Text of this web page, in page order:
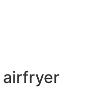
airfryer